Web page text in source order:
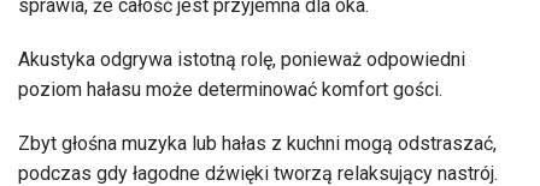
sprawia, że całość jest przyjemna dla oka.
Akustyka odgrywa istotną rolę, ponieważ odpowiedni
poziom hałasu może determinować komfort gości.
Zbyt głośna muzyka lub hałas z kuchni mogą odstraszać,
podczas gdy łagodne dźwięki tworzą relaksujący nastrój.